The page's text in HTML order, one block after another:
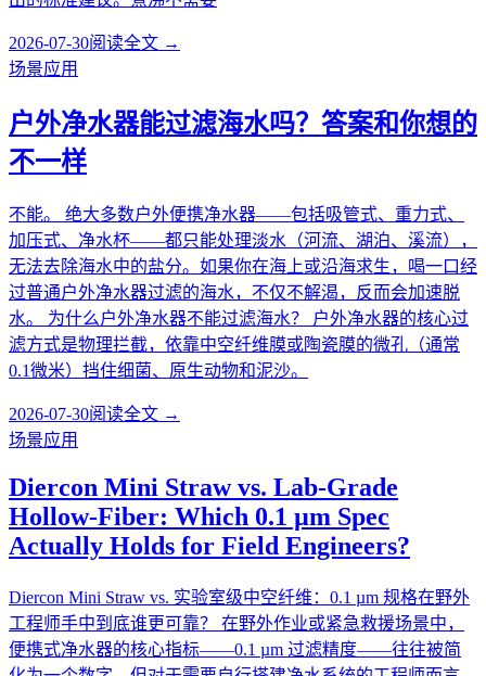
2026-07-30阅读全文 →
场景应用
户外净水器能过滤海水吗？答案和你想的
不一样
不能。 绝大多数户外便携净水器——包括吸管式、重力式、
加压式、净水杯——都只能处理淡水（河流、湖泊、溪流），
无法去除海水中的盐分。如果你在海上或沿海求生，喝一口经
过普通户外净水器过滤的海水，不仅不解渴，反而会加速脱
水。 为什么户外净水器不能过滤海水？ 户外净水器的核心过
滤方式是物理拦截，依靠中空纤维膜或陶瓷膜的微孔（通常
0.1微米）挡住细菌、原生动物和泥沙。
2026-07-30阅读全文 →
场景应用
Diercon Mini Straw vs. Lab-Grade
Hollow-Fiber: Which 0.1 µm Spec
Actually Holds for Field Engineers?
Diercon Mini Straw vs. 实验室级中空纤维：0.1 µm 规格在野外
工程师手中到底谁更可靠？ 在野外作业或紧急救援场景中，
便携式净水器的核心指标——0.1 µm 过滤精度——往往被简